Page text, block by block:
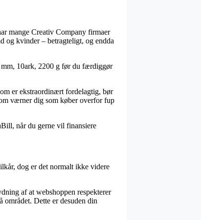
mange Creativ Company firmaer
og kvinder – betragteligt, og endda
10ark, 2200 g før du færdiggør
er ekstraordinært fordelagtig, bør
værner dig som køber overfor fup
når du gerne vil finansiere
dog er det normalt ikke videre
af at webshoppen respekterer
Dette er desuden din